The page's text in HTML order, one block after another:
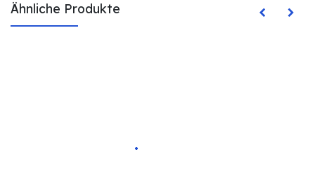
Ähnliche Produkte